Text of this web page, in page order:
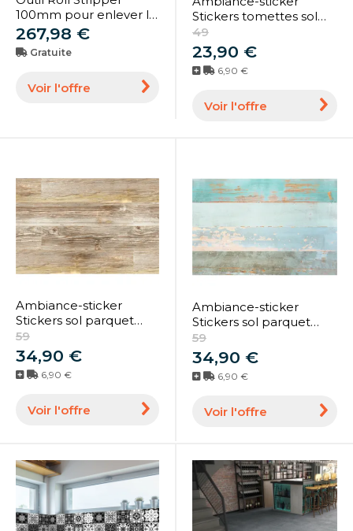
100mm pour enlever le
parquet et le carrelage
(1718596)
267,98 €
Gratuite
Voir l'offre
Stickers tomettes sol
parquet vintage anti-
dérapant
49
23,90 €
6,90 €
Voir l'offre
Ambiance-sticker
Stickers sol parquet
anti-dérapant - 100 x 60
cm
59
34,90 €
6,90 €
Voir l'offre
Ambiance-sticker
Stickers sol parquet
Côte d'Opale anti-
dérapant - 60 x 90 cm
59
34,90 €
6,90 €
Voir l'offre